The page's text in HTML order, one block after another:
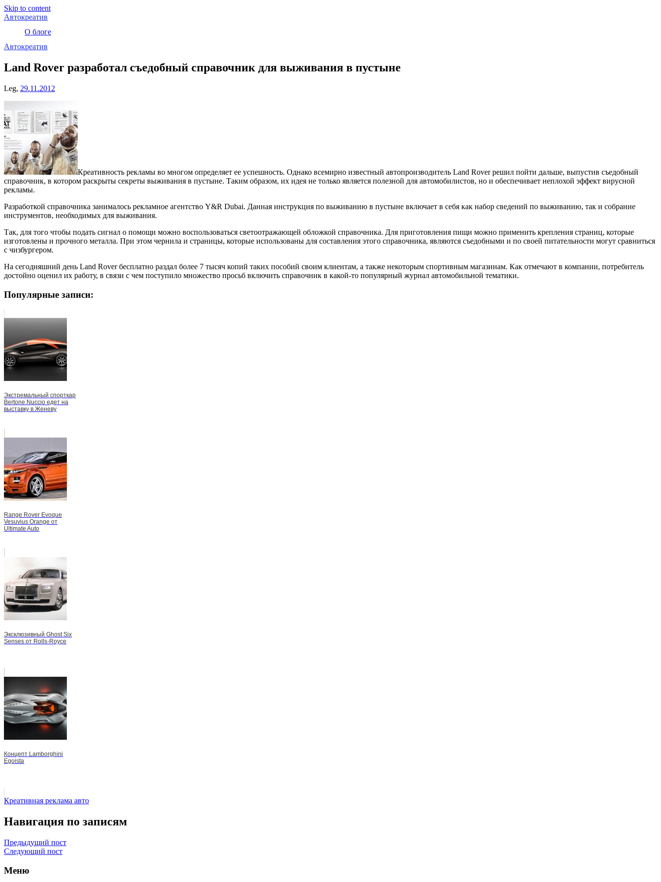
Skip to content
Автокреатив
О блоге
Автокреатив
Land Rover разработал съедобный справочник для выживания в пустыне
Leg, 29.11.2012
Креативность рекламы во многом определяет ее успешность. Однако всемирно известный автопроизводитель Land Rover решил пойти дальше, выпустив съедобный
справочник, в котором раскрыты секреты выживания в пустыне. Таким образом, их идея не только является полезной для автомобилистов, но и обеспечивает неплохой эффект вирусной
рекламы.
Разработкой справочника занималось рекламное агентство Y&R Dubai. Данная инструкция по выживанию в пустыне включает в себя как набор сведений по выживанию, так и собрание
инструментов, необходимых для выживания.
Так, для того чтобы подать сигнал о помощи можно воспользоваться светоотражающей обложкой справочника. Для приготовления пищи можно применить крепления страниц, которые
изготовлены и прочного металла. При этом чернила и страницы, которые использованы для составления этого справочника, являются съедобными и по своей питательности могут сравниться
с чизбургером.
На сегодняшний день Land Rover бесплатно раздал более 7 тысяч копий таких пособий своим клиентам, а также некоторым спортивным магазинам. Как отмечают в компании, потребитель
достойно оценил их работу, в связи с чем поступило множество просьб включить справочник в какой-то популярный журнал автомобильной тематики.
Популярные записи:
Экстремальный спорткар
Bertone Nuccio едет на
выставку в Женеву
Range Rover Evoque
Vesuvius Orange от
Ultimate Auto
Эксклюзивный Ghost Six
Senses от Rolls-Royce
Концепт Lamborghini
Egoista
Креативная реклама авто
Навигация по записям
Предыдущий пост
Следующий пост
Меню